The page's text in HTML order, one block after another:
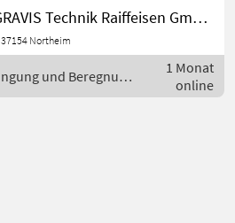
ZA-V 3200
Profis Tronic (0020)
ZA-V Tronic
910 mm (00
AGRAVIS Technik Raiffeisen GmbH, Northeim
37154 Northeim
und Beregnung
1 Monat
online